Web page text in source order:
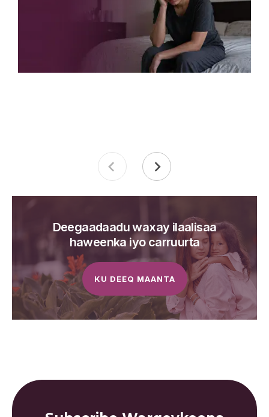
Deegaadaadu waxay ilaalisaa
haweenka iyo carruurta
KU DEEQ MAANTA